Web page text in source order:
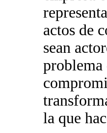
actos de
sean
problema
la que